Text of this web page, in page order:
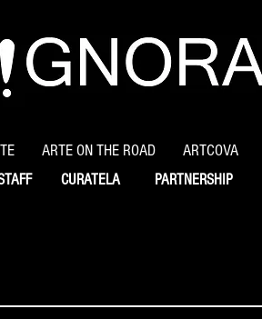
ARTE ON THE ROAD ARTCOVA
CURATELA PARTNERSHIP